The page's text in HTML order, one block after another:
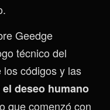
Geedge
técnico del
códigos y las
el deseo humano
que comenzó con